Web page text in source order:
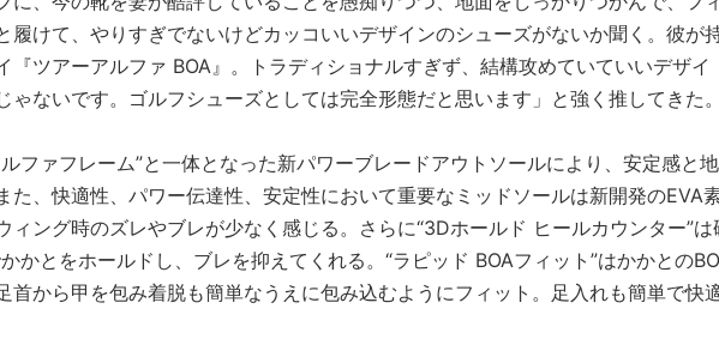
履けて、やりすぎでないけどカッコいいデザインのシューズがないか聞く。彼が
『ツアーアルファ BOA』。トラディショナルすぎず、結構攻めていていいデザイ
ゃないです。ゴルフシューズとしては完全形態だと思います」と強く推してきた
ファフレーム”と一体となった新パワーブレードアウトソールにより、安定感と地
た、快適性、パワー伝達性、安定性において重要なミッドソールは新開発のEVA
ィング時のズレやブレが少なく感じる。さらに“3Dホールド ヒールカウンター”は
かとをホールドし、ブレを抑えてくれる。“ラピッド BOAフィット”はかかとの
首から甲を包み着脱も簡単なうえに包み込むようにフィット。足入れも簡単で快